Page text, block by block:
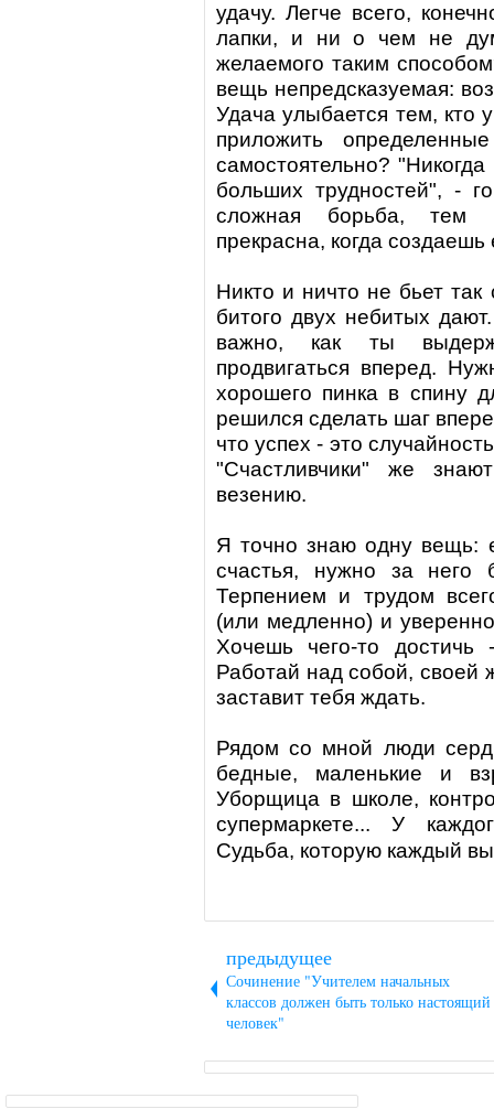
удачу. Легче всего,
лапки, и ни о чем не
желаемого таким
вещь непредсказуемая:
Удача улыбается тем, кто
приложить
самостоятельно?
больших трудностей", -
сложная борьба, тем
прекрасна, когда создаешь
Никто и ничто не бьет так
битого двух небитых
важно, как ты
продвигаться вперед.
хорошего пинка в спину
решился сделать шаг
что успех - это
"Счастливчики" же знают
везению.
Я точно знаю одну вещь:
счастья, нужно за него
Терпением и трудом
(или медленно) и
Хочешь чего-то
Работай над собой, своей
заставит тебя ждать.
Рядом со мной люди
бедные, маленькие и
Уборщица в школе,
супермаркете... У
Судьба, которую каждый
предыдущее
Сочинение "Учителем начальных
классов должен быть только настоящий
человек"